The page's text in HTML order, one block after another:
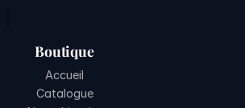
Boutique
Accueil
Catalogue